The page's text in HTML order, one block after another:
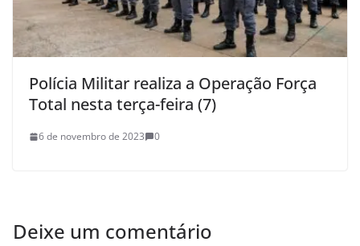
Polícia Militar realiza a Operação Força
Total nesta terça-feira (7)
6 de novembro de 2023 0
Deixe um comentário